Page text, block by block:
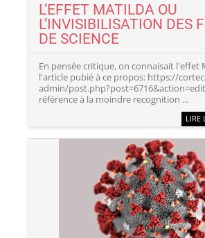
L’EFFET MATILDA OU
L’INVISIBILISATION DES
DE SCIENCE
En pensée critique, on connaisait l'effet
l'article pubié à ce propos: https://
admin/
référence à la moindre recognition ...
LIRE